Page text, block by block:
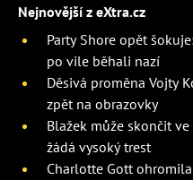
Nejnovější z eXtra.cz
Party Shore opět
po vile běhali nazí
Děsivá proměna Vojty
zpět na obrazovky
Blažek může skončit
žádá vysoký trest
Charlotte Gott